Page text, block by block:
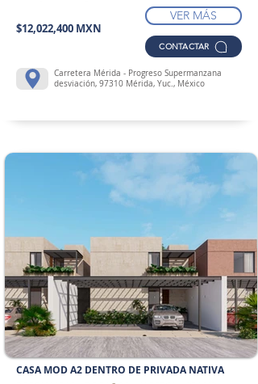
$12,022,400 MXN
VER MÁS
CONTACTAR
Carretera Mérida - Progreso Supermanzana
desviación, 97310 Mérida, Yuc., México
CASA MOD A2 DENTRO DE PRIVADA NATIVA